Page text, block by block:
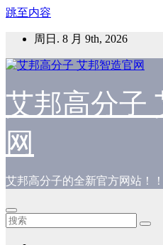
跳至内容
周日. 8 月 9th, 2026
艾邦高分子
网
艾邦高分子的全新官方网站！！